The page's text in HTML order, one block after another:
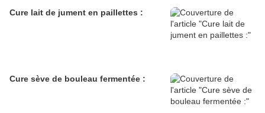
Cure lait de jument en paillettes :
Cure sève de bouleau fermentée :